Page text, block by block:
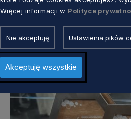
kierownik Działu
Więcej informacji w Polityce
Nie akceptuję Ustawienia pików
Akceptuję wszystkie